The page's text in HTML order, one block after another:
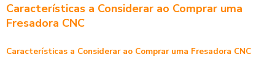
Características a Considerar ao Comprar uma
Fresadora CNC
Características a Considerar ao Comprar uma Fresadora CNC